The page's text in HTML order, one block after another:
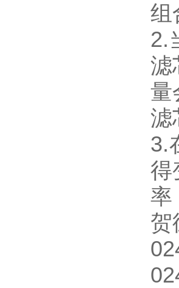
组
2.
滤
量
滤
3.
得
率
贺